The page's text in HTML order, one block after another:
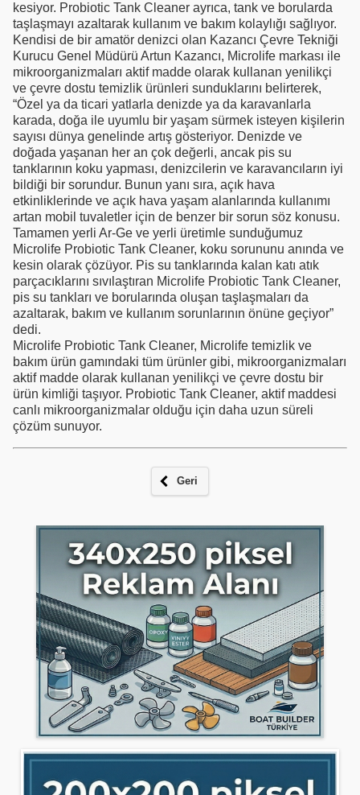
kesiyor. Probiotic Tank Cleaner ayrıca, tank ve borularda
taşlaşmayı azaltarak kullanım ve bakım kolaylığı sağlıyor.
Kendisi de bir amatör denizci olan Kazancı Çevre Tekniği
Kurucu Genel Müdürü Artun Kazancı, Microlife markası ile
mikroorganizmaları aktif madde olarak kullanan yenilikçi
ve çevre dostu temizlik ürünleri sunduklarını belirterek,
“Özel ya da ticari yatlarla denizde ya da karavanlarla
karada, doğa ile uyumlu bir yaşam sürmek isteyen kişilerin
sayısı dünya genelinde artış gösteriyor. Denizde ve
doğada yaşanan her an çok değerli, ancak pis su
tanklarının koku yapması, denizcilerin ve karavancıların iyi
bildiği bir sorundur. Bunun yanı sıra, açık hava
etkinliklerinde ve açık hava yaşam alanlarında kullanımı
artan mobil tuvaletler için de benzer bir sorun söz konusu.
Tamamen yerli Ar-Ge ve yerli üretimle sunduğumuz
Microlife Probiotic Tank Cleaner, koku sorununu anında ve
kesin olarak çözüyor. Pis su tanklarında kalan katı atık
parçacıklarını sıvılaştıran Microlife Probiotic Tank Cleaner,
pis su tankları ve borularında oluşan taşlaşmaları da
azaltarak, bakım ve kullanım sorunlarının önüne geçiyor”
dedi.
Microlife Probiotic Tank Cleaner, Microlife temizlik ve
bakım ürün gamındaki tüm ürünler gibi, mikroorganizmaları
aktif madde olarak kullanan yenilikçi ve çevre dostu bir
ürün kimliği taşıyor. Probiotic Tank Cleaner, aktif maddesi
canlı mikroorganizmalar olduğu için daha uzun süreli
çözüm sunuyor.
Geri